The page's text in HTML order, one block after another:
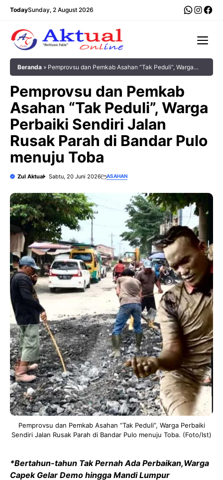
Langsung
TodaySunday, 2 August 2026
Beranda » Pemprovsu dan Pemkab Asahan “Tak Peduli”, Warga
Pemprovsu dan Pemkab
Asahan “Tak Peduli”, Warga
Perbaiki Sendiri Jalan
Rusak Parah di Bandar Pulo
menuju Toba
Zul Aktual Sabtu, 20 Juni 2026 ASAHAN
Pemprovsu dan Pemkab Asahan “Tak Peduli”, Warga Perbaiki
Sendiri Jalan Rusak Parah di Bandar Pulo menuju Toba. (Foto/Ist)
*Bertahun-tahun Tak Pernah Ada Perbaikan,Warga
Capek Gelar Demo hingga Mandi Lumpur